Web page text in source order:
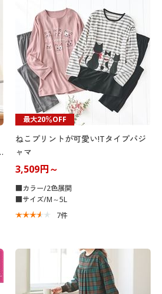
最大20％OFF
ねこプリントが可愛い!Tタイプパジ
ャマ
3,509円～
■カラー/2色展開
■サイズ/M～5L
7件